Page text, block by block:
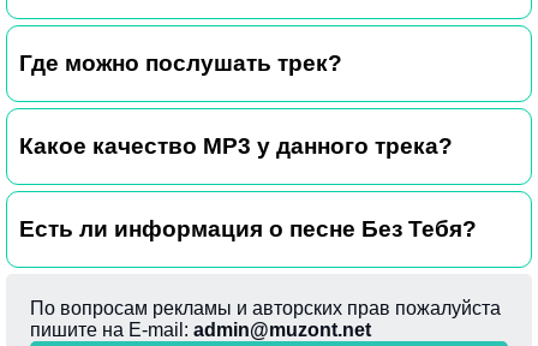
Где можно послушать трек?
Какое качество MP3 у данного трека?
Есть ли информация о песне Без Тебя?
По вопросам рекламы и авторских прав пожалуйста
пишите на E-mail: admin@muzont.net